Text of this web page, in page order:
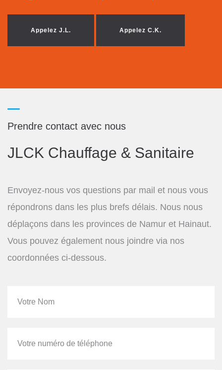
Appelez J.L. Appelez C.K.
Prendre contact avec nous
JLCK Chauffage & Sanitaire
Envoyez-nous vos questions par mail et nous vous
répondrons dans les plus brefs délais. Nous nous
déplaçons dans les provinces de Namur et Hainaut.
Vous pouvez également nous joindre via nos
coordonnées ci-dessous.